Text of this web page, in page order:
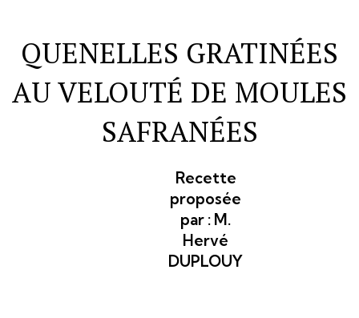
QUENELLES GRATINÉES
AU VELOUTÉ DE MOULES
SAFRANÉES
Recette
proposée
par : M.
Hervé
DUPLOUY